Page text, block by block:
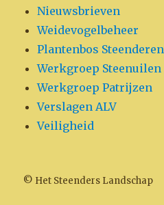
Nieuwsbrieven
Weidevogelbeheer
Plantenbos Steenderen
Werkgroep Steenuilen
Werkgroep Patrijzen
Verslagen ALV
Veiligheid
© Het Steenders Landschap